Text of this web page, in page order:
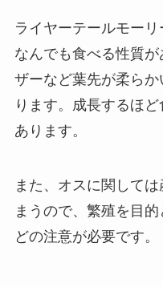
ライヤーテールモー
なんでも食べる性質が
ザーなど葉先が柔ら
ります。
成長するほ
あります。
また、オスに関して
まうので、繁殖を目
どの注意が必要です。